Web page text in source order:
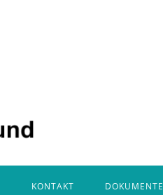
KONTAKT DOKUMENTE